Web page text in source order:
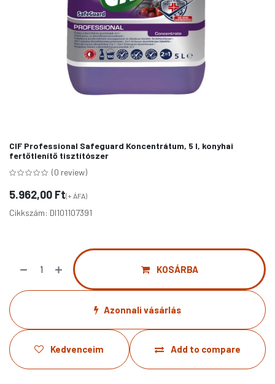
CIF Professional Safeguard Koncentrátum, 5 l, konyhai
fertőtlenítő tisztítószer
(0 review)
5.962,00 Ft(+ ÁFA)
Cikkszám: DI101107391
KOSÁRBA
Azonnali vásárlás
Add to compare
Kedvenceim